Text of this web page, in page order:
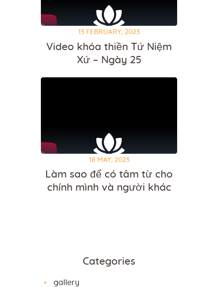
13 FEBRUARY, 2023
Video khóa thiền Tứ Niệm
Xứ – Ngày 25
18 MAY, 2023
Làm sao để có tâm từ cho
chính mình và người khác
Categories
gallery